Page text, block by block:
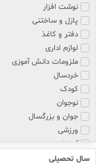
نوشت افزار
پازل و ساختنی
دفتر و کاغذ
لوازم اداری
ملزومات دانش آموزی
خردسال
کودک
نوجوان
جوان و بزرگسال
ورزشی
آموزش زبان
پزشکی و روانشناسی
سال تحصیلی